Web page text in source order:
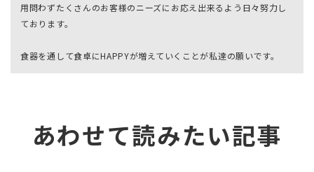
用問わずたくさんのお客様のニーズにお応え出来るよう日々努力し
ております。
食器を通して食卓にHAPPYが増えていくことが私達の願いです。
あわせて読みたい記事